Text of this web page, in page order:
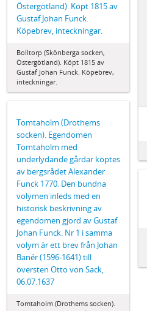
Östergötland). Köpt 1815 av
Gustaf Johan Funck.
Köpebrev, inteckningar.
Bolltorp (Skönberga socken,
Östergötland). Köpt 1815 av
Gustaf Johan Funck. Köpebrev,
inteckningar.
Tomtaholm (Drothems
socken). Egendomen
Tomtaholm med
underlydande gårdar köptes
av bergsrådet Alexander
Funck 1770. Den bundna
volymen inleds med en
historisk beskrivning av
egendomen gjord av Gustaf
Johan Funck. Nr 1 i samma
volym är ett brev från Johan
Banér (1596-1641) till
översten Otto von Sack,
06.07.1637
Tomtaholm (Drothems socken).